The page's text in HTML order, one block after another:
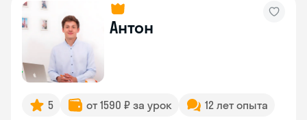
Антон
5 от 1590 ₽ за урок 12 лет опыта